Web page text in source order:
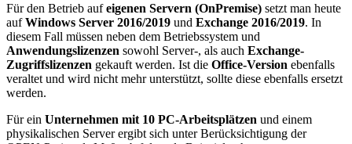
Für den Betrieb aufeigenen Servern (OnPremise) setzt man heute
aufWindows Server 2016/2019 und Exchange 2016/2019. In
diesem Fall müssen neben dem Betriebssystem und
Anwendungslizenzen sowohl Server-, als auch Exchange-
Zugriffslizenzen gekauft werden. Ist die Office-Version ebenfalls
veraltet und wird nicht mehr unterstützt, sollte diese ebenfalls ersetzt
werden.
Für ein Unternehmen mit 10 PC-Arbeitsplätzen und einem
physikalischen Server ergibt sich unter Berücksichtigung der